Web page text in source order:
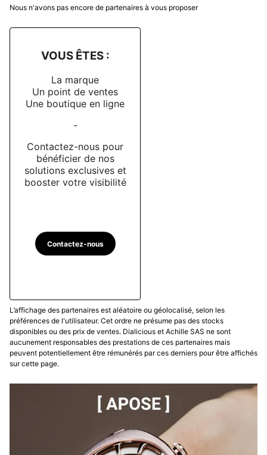
Nous n'avons pas encore de partenaires à vous proposer
VOUS ÊTES :
La marque
Un point de ventes
Une boutique en ligne
-
Contactez-nous pour
bénéficier de nos
solutions exclusives et
booster votre visibilité
Contactez-nous
L’affichage des partenaires est aléatoire ou géolocalisé, selon les
préférences de l'utilisateur. Cet ordre ne présume pas des stocks
disponibles ou des prix de ventes. Dialicious et Achille SAS ne sont
aucunement responsables des prestations de ces partenaires mais
peuvent potentiellement être rémunérés par ces derniers pour être affichés
sur cette page.